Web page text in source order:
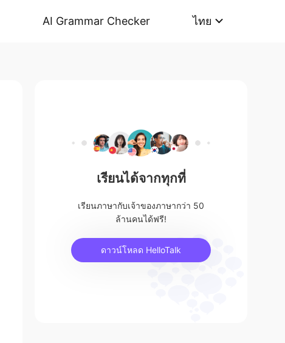
AI Grammar Checker ไทย
เรียนได้จากทุกที่
เรียนภาษากับเจ้าของภาษากว่า 50
ล้านคนได้ฟรี!
ดาวน์โหลด HelloTalk